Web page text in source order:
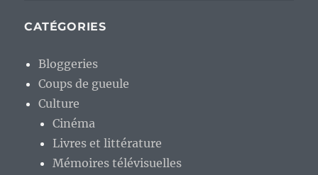
CATÉGORIES
Bloggeries
Coups de gueule
Culture
Cinéma
Livres et littérature
Mémoires télévisuelles